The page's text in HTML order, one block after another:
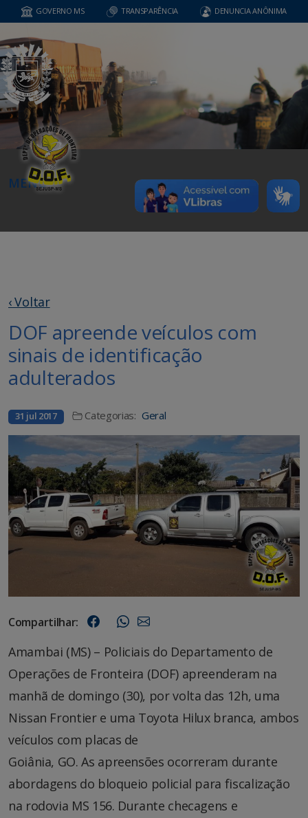
GOVERNO MS TRANSPARÊNCIA DENUNCIA ANÔNIMA
MENU
‹ Voltar
DOF apreende veículos com
sinais de identificação
adulterados
31 jul 2017 Categorias: Geral
Compartilhar:
Amambai (MS) – Policiais do Departamento de
Operações de Fronteira (DOF) apreenderam na
manhã de domingo (30), por volta das 12h, uma
Nissan Frontier e uma Toyota Hilux branca, ambos
veículos com placas de
Goiânia, GO. As apreensões ocorreram durante
abordagens do bloqueio policial para fiscalização
na rodovia MS 156. Durante checagens e